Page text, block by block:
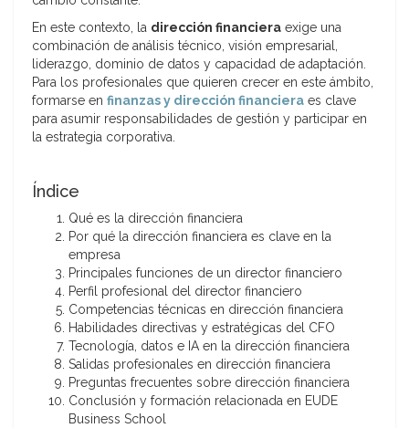
En este contexto, la dirección financiera exige una
combinación de análisis técnico, visión empresarial,
liderazgo, dominio de datos y capacidad de adaptación.
Para los profesionales que quieren crecer en este ámbito,
formarse en finanzas y dirección financiera es clave
para asumir responsabilidades de gestión y participar en
la estrategia corporativa.
Índice
Qué es la dirección financiera
Por qué la dirección financiera es clave en la
empresa
Principales funciones de un director financiero
Perfil profesional del director financiero
Competencias técnicas en dirección financiera
Habilidades directivas y estratégicas del CFO
Tecnología, datos e IA en la dirección financiera
Salidas profesionales en dirección financiera
Preguntas frecuentes sobre dirección financiera
Conclusión y formación relacionada en EUDE
Business School